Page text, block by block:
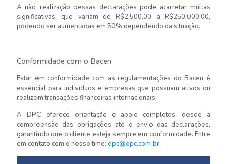
A não realização dessas declarações pode acarretar multas
significativas, que variam de R$2.500,00 a R$250.000,00,
podendo ser aumentadas em 50% dependendo da situação.
Conformidade com o Bacen
Estar em conformidade com as regulamentações do Bacen é
essencial para indivíduos e empresas que possuam ativos ou
realizem transações financeiras internacionais.
A DPC oferece orientação e apoio completos, desde a
compreensão das obrigações até o envio das declarações,
garantindo que o cliente esteja sempre em conformidade. Entre
em contato com o nosso time: dpc@dpc.com.br.